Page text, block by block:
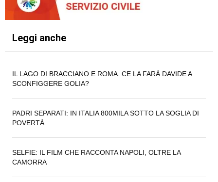
Leggi anche
IL LAGO DI BRACCIANO E ROMA. CE LA FARÀ DAVIDE A
SCONFIGGERE GOLIA?
PADRI SEPARATI: IN ITALIA 800MILA SOTTO LA SOGLIA DI
POVERTÀ
SELFIE: IL FILM CHE RACCONTA NAPOLI, OLTRE LA
CAMORRA